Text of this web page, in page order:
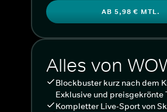
AB 5,98 € MTL.
Alles von
Blockbuster kurz nach dem
Exklusive und preisgekrönte
Kompletter Live-Sport von